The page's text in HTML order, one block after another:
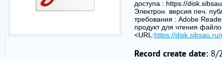
доступа : https://
Электрон. версия печ.
требования : Adobe
продукт для чтения
<URL:https://
Record create date: 8/